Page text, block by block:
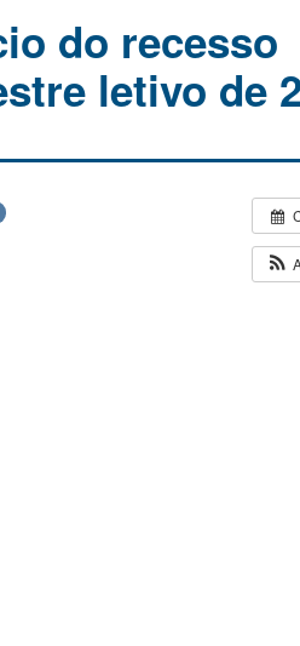
do recesso
letivo de